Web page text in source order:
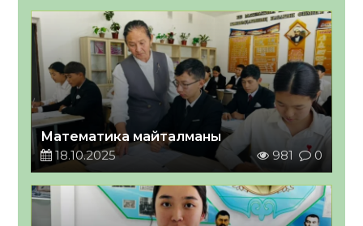
Математика майталманы
18.10.2025
981 0